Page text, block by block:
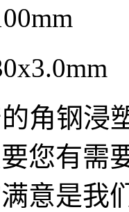
角钢浸
您有需
意是我